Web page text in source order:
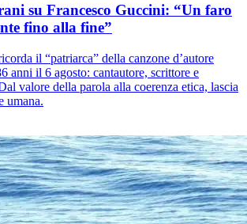
su Francesco Guccini: “Un faro
fino alla fine”
il “patriarca” della canzone d’autore
anni il 6 agosto: cantautore, scrittore e
valore della parola alla coerenza etica, lascia
umana.